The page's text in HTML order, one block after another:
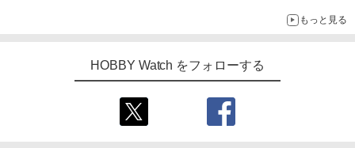
もっと見る
HOBBY Watch をフォローする